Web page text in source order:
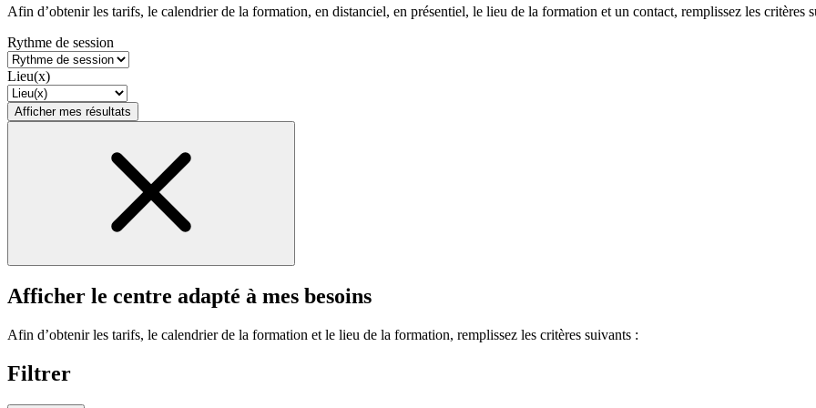
Afin d’obtenir les tarifs, le calendrier de la formation, en distanciel, en présentiel, le lieu de la formation et un contact, remplissez les critères
Rythme de session
Lieu(x)
Afficher mes résultats
Afficher le centre adapté à mes besoins
Afin d’obtenir les tarifs, le calendrier de la formation et le lieu de la formation, remplissez les critères suivants :
Filtrer